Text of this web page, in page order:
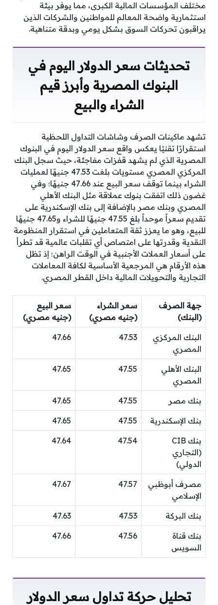
مختلف المؤسسات المالية الكبرى، مما يوفر بيئة
استثمارية واضحة المعالم للمواطنين والشركات الذين
يراقبون تحركات السوق بشكل يومي وبدقة متناهية.
تحديثات سعر الدولار اليوم في
البنوك المصرية وأبرز قيم
الشراء والبيع
تشهد ماكينات الصرف وشاشات التداول اللحظية
استقرارًا تقنيًا يعكس واقع سعر الدولار اليوم في البنوك
المصرية الذي لم يشهد قفزات مفاجئة، حيث سجل البنك
المركزي المصري مستويات بلغت 47.53 جنيهًا لعمليات
الشراء بينما توقف سعر البيع عند 47.66 جنيهًا؛ وفي
غضون ذلك اتفقت بنوك عملاقة مثل البنك الأهلي
المصري وبنك مصر بالإضافة إلى بنك الإسكندرية على
تقديم سعراً موحداً بلغ 47.55 جنيهًا للشراء و47.65 جنيهًا
للبيع، وهو ما يعزز ثقة المتعاملين في استقرار المنظومة
النقدية وقدرتها على امتصاص أي تقلبات عالمية قد تطرأ
على أسعار العملات الأجنبية في الوقت الراهن؛ إذ تظل
هذه الأرقام هي المرجعية الأساسية لكافة المعاملات
التجارية والتحويلات المالية داخل القطر المصري.
جهة الصرف
(البنك)
سعر الشراء
(جنيه مصري)
سعر البيع
(جنيه مصري)
البنك المركزي
المصري
47.53
47.66
البنك الأهلي
المصري
47.55
47.65
بنك مصر 47.55
47.65
بنك الإسكندرية 47.55
47.65
بنك CIB
(التجاري
الدولي)
47.54
47.64
مصرف أبوظبي
الإسلامي
47.57
47.67
بنك البركة 47.53
47.63
بنك قناة
السويس
47.56
47.66
تحليل حركة تداول سعر الدولار